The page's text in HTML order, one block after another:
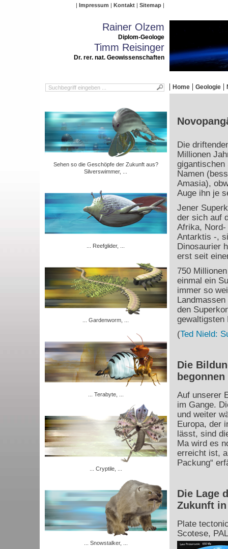
Impressum Kontakt Sitemap
Rainer Olzem
Diplom-Geologe
Timm Reisinger
Dr. rer. nat. Geowissenschaften
Home Geologie
Sehen so die Geschöpfe der Zukunft aus?
Silverswimmer, ...
... Reefglider, ...
... Gardenworm, ...
... Terabyte, ...
... Cryptile, ...
... Snowstalker, ...
Die
Millionen
gigantischen
Namen
Amasia),
Auge ihn je
Jener
der sich auf
Afrika, Nord-
Antarktis -,
Dinosaurier
erst seit
750
einmal ein
immer so
den
gewaltigsten
(Ted Nield:
Die
begonnen
Auf unserer
im Gange.
und weiter
Europa, der
lässt, sind
Ma wird es
erreicht ist,
Packung“
Die Lage
Zukunft
Plate
Scotese,